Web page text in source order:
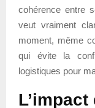
cohérence entre
veut vraiment
moment, même
qui évite la
logistiques pour